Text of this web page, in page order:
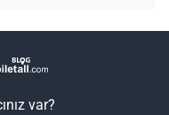
var?